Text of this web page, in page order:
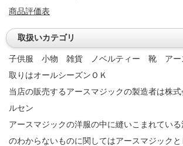
商品評価表
取扱いカテゴリ
子供服 小物 雑貨 ノベルティー 靴 アー
取りはオールシーズンＯＫ
当店の販売するアースマジックの製造者は株
ルセン
アースマジックの洋服の中に縫いこまれてい
のわからないものに関してはアースマジック